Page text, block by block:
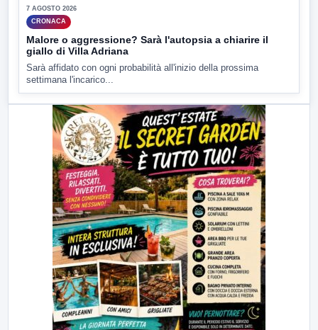
7 AGOSTO 2026
CRONACA
Malore o aggressione? Sarà l'autopsia a chiarire il
giallo di Villa Adriana
Sarà affidato con ogni probabilità all'inizio della prossima
settimana l'incarico...